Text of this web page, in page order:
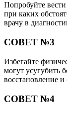
Попробуйте
при каких
врачу в
СОВЕТ №3
Избегайте
могут усугубить
восстановление и
СОВЕТ №4